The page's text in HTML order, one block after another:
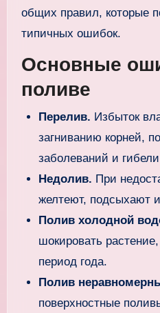
общих правил, которые
типичных ошибок.
Основные
поливе
Перелив. Избыток
загниванию корней,
заболеваний и
Недолив. При
желтеют, подсыхают
Полив холодной
шокировать
период года.
Полив
поверхностные